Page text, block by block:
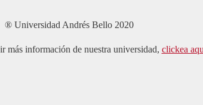
® Universidad Andrés Bello 2020
más información de nuestra universidad, clickea